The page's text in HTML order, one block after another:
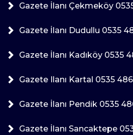
Gazete İlanı Çekmeköy
Gazete İlanı Dudullu 0535
Gazete İlanı Kadıköy 0535
Gazete Ilanı Kartal 0535
Gazete İlanı Pendik 0535
Gazete İlanı Sancaktepe